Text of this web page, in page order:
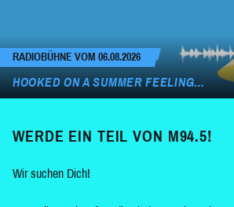
RADIOBÜHNE VOM 06.08.2026
HOOKED ON A SUMMER FEELING…
WERDE EIN TEIL VON M94.5!
Wir suchen Dich!